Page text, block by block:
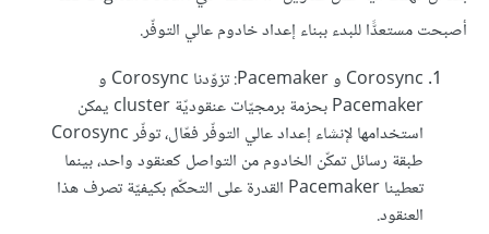
أصبحت مستعدًّا للبدء ببناء إعداد خادوم عالي التوفّر.
Corosync و Pacemaker: تزوّدنا Corosync و
Pacemaker بحزمة برمجيّات عنقوديّة cluster يمكن
استخدامها لإنشاء إعداد عالي التوفّر فعّال، توفّر Corosync
طبقة رسائل تمكّن الخادوم من التواصل كعنقود واحد، بينما
تعطينا Pacemaker القدرة على التحكّم بكيفيّة تصرف هذا
العنقود.